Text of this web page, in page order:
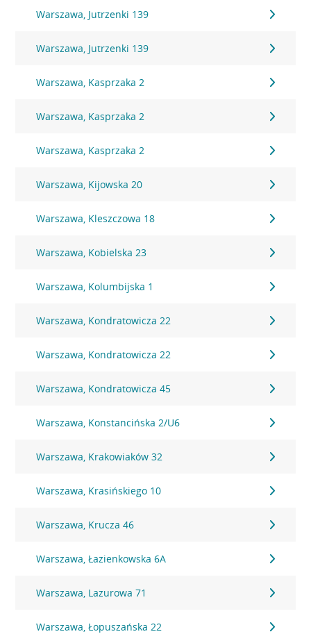
Warszawa, Jutrzenki 139
Warszawa, Jutrzenki 139
Warszawa, Kasprzaka 2
Warszawa, Kasprzaka 2
Warszawa, Kasprzaka 2
Warszawa, Kijowska 20
Warszawa, Kleszczowa 18
Warszawa, Kobielska 23
Warszawa, Kolumbijska 1
Warszawa, Kondratowicza 22
Warszawa, Kondratowicza 22
Warszawa, Kondratowicza 45
Warszawa, Konstancińska 2/U6
Warszawa, Krakowiaków 32
Warszawa, Krasińskiego 10
Warszawa, Krucza 46
Warszawa, Łazienkowska 6A
Warszawa, Lazurowa 71
Warszawa, Łopuszańska 22